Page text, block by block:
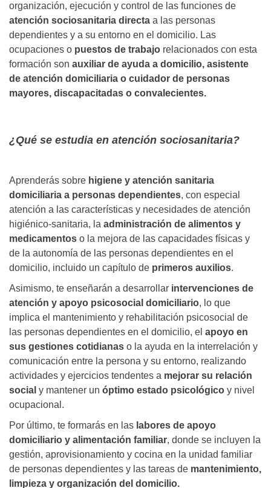
organización, ejecución y control de las funciones de
atención sociosanitaria directa a las personas
dependientes y a su entorno en el domicilio. Las
ocupaciones o puestos de trabajo relacionados con esta
formación son auxiliar de ayuda a domicilio, asistente
de atención domiciliaria o cuidador de personas
mayores, discapacitadas o convalecientes.
¿Qué se estudia en atención sociosanitaria?
Aprenderás sobre higiene y atención sanitaria
domiciliaria a personas dependientes, con especial
atención a las características y necesidades de atención
higiénico-sanitaria, la administración de alimentos y
medicamentos o la mejora de las capacidades físicas y
de la autonomía de las personas dependientes en el
domicilio, incluido un capítulo de primeros auxilios.
Asimismo, te enseñarán a desarrollar intervenciones de
atención y apoyo psicosocial domiciliario, lo que
implica el mantenimiento y rehabilitación psicosocial de
las personas dependientes en el domicilio, el apoyo en
sus gestiones cotidianas o la ayuda en la interrelación y
comunicación entre la persona y su entorno, realizando
actividades y ejercicios tendentes a mejorar su relación
social y mantener un óptimo estado psicológico y nivel
ocupacional.
Por último, te formarás en las labores de apoyo
domiciliario y alimentación familiar, donde se incluyen la
gestión, aprovisionamiento y cocina en la unidad familiar
de personas dependientes y las tareas de mantenimiento,
limpieza y organización del domicilio.